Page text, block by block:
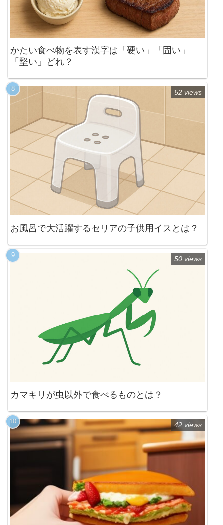
かたい食べ物を表す漢字は「硬い」「固い」
「堅い」どれ？
お風呂で大活躍するセリアの子供用イスとは？
52 views
カマキリが虫以外で食べるものとは？
50 views
42 views